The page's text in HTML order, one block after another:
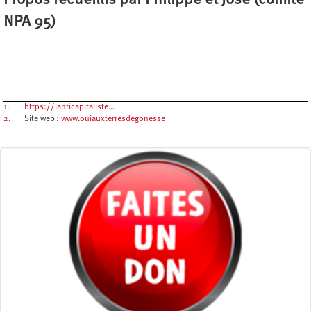
NPA 95)
1.
https://lanticapitaliste…
2.
Site web :www.ouiauxterresdegonesse